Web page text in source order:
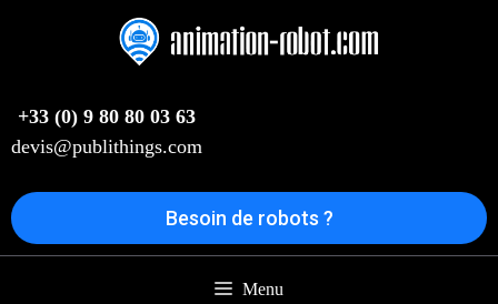
+33 (0) 9 80 80 03 63
devis@publithings.com
Besoin de robots ?
Menu